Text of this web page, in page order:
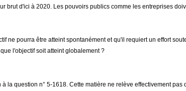
brut d'ici à 2020. Les pouvoirs publics comme les entreprises
ne pourra être atteint spontanément et qu'il requiert un effort
l'objectif soit atteint globalement ?
la question n° 5-1618. Cette matière ne relève effectivement